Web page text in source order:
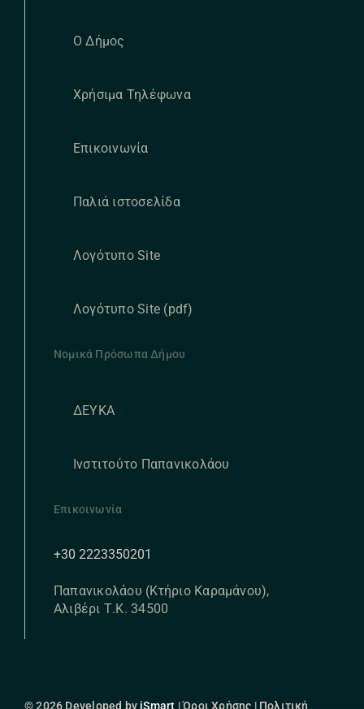
Ο Δήμος
Χρήσιμα Τηλέφωνα
Επικοινωνία
Παλιά ιστοσελίδα
Λογότυπο Site
Λογότυπο Site (pdf)
Νομικά Πρόσωπα Δήμου
ΔΕΥΚΑ
Ινστιτούτο Παπανικολάου
Επικοινωνία
+30 2223350201
Παπανικολάου (Κτήριο Καραμάνου),
Αλιβέρι Τ.Κ. 34500
© 2026 Developed by iSmart | Όροι Χρήσης | Πολιτική